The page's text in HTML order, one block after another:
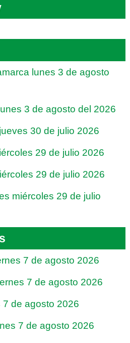
lunes 3 de agosto
3 de agosto del 2026
30 de julio 2026
29 de julio 2026
29 de julio 2026
miércoles 29 de julio
7 de agosto 2026
7 de agosto 2026
de agosto 2026
7 de agosto 2026